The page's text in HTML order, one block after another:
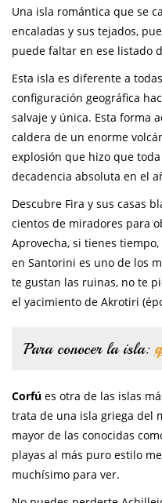
Una isla romántica que se
encaladas y sus tejados,
puede faltar en ese listado
Esta isla es diferente a
configuración geográfica
salvaje y única. Esta forma
caldera de un enorme
explosión que hizo que
decadencia absoluta en el
Descubre Fira y sus casas
cientos de miradores para
Aprovecha, si tienes
en Santorini es uno de los
te gustan las ruinas, no te
el yacimiento de Akrotiri
Para conocer la isla:
Corfú es otra de las islas
trata de una isla griega del
mayor de las conocidas
playas al más puro estilo
muchísimo para ver.